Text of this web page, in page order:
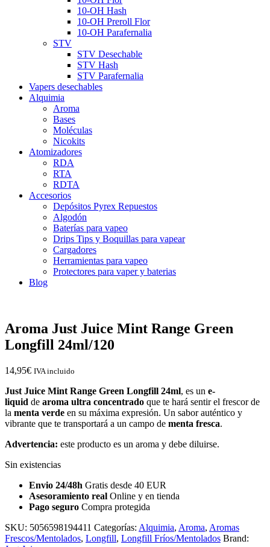
10-OH Hash
10-OH Preroll Flor
10-OH Parafernalia
STV
STV Desechable
STV Hash
STV Parafernalia
Vapers desechables
Alquimia
Aroma
Bases
Moléculas
Nicokits
Atomizadores
RDA
RTA
RDTA
Accesorios
Depósitos Pyrex Repuestos
Algodón
Baterías para vapeo
Drips Tips y Boquillas para vapear
Cargadores
Herramientas para vapeo
Protectores para vaper y baterias
Blog
Aroma Just Juice Mint Range Green
Longfill 24ml/120
14,95€ IVA incluido
Just Juice Mint Range Green Longfill 24ml, es un e-
liquid de aroma ultra concentrado que te hará sentir el frescor de
la menta verde en su máxima expresión. Un sabor auténtico y
vibrante que te transportará a un campo de menta fresca.
Advertencia: este producto es un aroma y debe diluirse.
Sin existencias
Envio 24/48h Gratis desde 40 EUR
Asesoramiento real Online y en tienda
Pago seguro Compra protegida
SKU: 5056598194411 Categorías: Alquimia, Aroma, Aromas
Frescos/Mentolados, Longfill, Longfill Fríos/Mentolados Brand: